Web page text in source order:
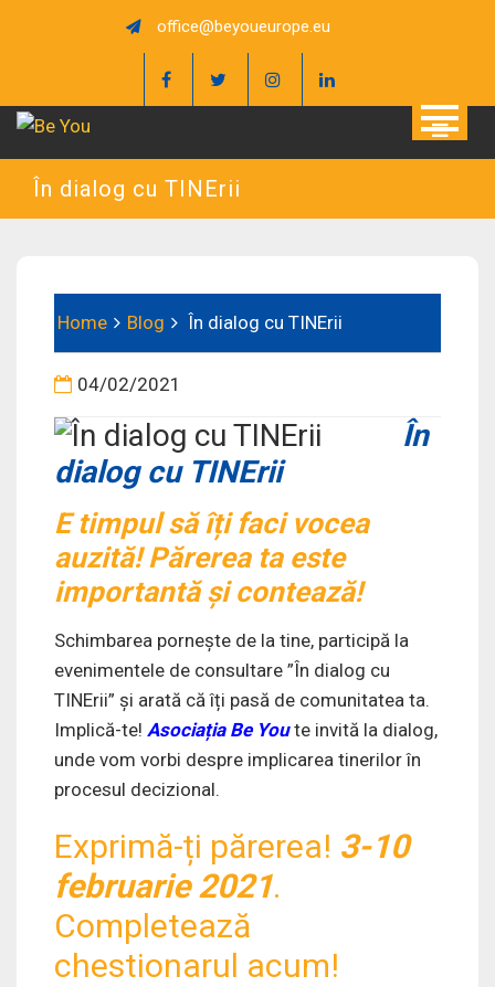
office@beyoueurope.eu
În dialog cu TINErii
Home Blog În dialog cu TINErii
04/02/2021
În
dialog cu TINErii
E timpul să îți faci vocea
auzită! Părerea ta este
importantă și contează!
Schimbarea pornește de la tine, participă la
evenimentele de consultare ”În dialog cu
TINErii” și arată că îți pasă de comunitatea ta.
Implică-te! Asociația Be You te invită la dialog,
unde vom vorbi despre implicarea tinerilor în
procesul decizional.
Exprimă-ți părerea! 3-10
februarie 2021.
Completează
chestionarul acum!